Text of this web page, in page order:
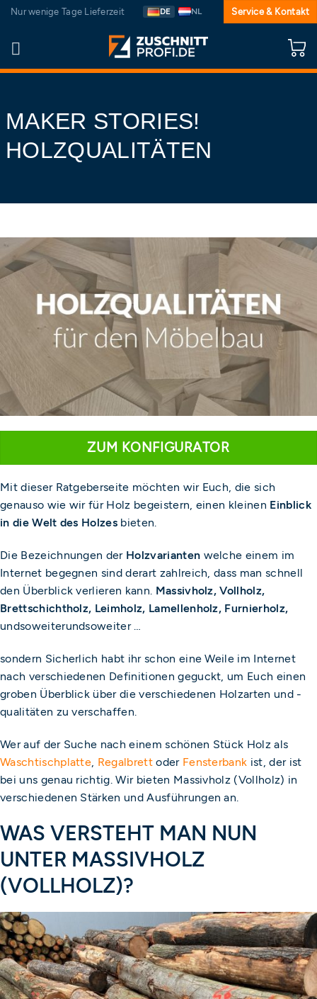
Zum
springen
Nur wenige Tage Lieferzeit DE NL Service & Kontakt
MAKER STORIES!
HOLZQUALITÄTEN
ZUM KONFIGURATOR
Mit dieser Ratgeberseite möchten wir Euch, die sich
genauso wie wir für Holz begeistern, einen kleinen Einblick
in die Welt des Holzes bieten.
Die Bezeichnungen der Holzvarianten welche einem im
Internet begegnen sind derart zahlreich, dass man schnell
den Überblick verlieren kann. Massivholz, Vollholz,
Brettschichtholz, Leimholz, Lamellenholz, Furnierholz,
undsoweiterundsoweiter …
sondern Sicherlich habt ihr schon eine Weile im Internet
nach verschiedenen Definitionen geguckt, um Euch einen
groben Überblick über die verschiedenen Holzarten und -
qualitäten zu verschaffen.
Wer auf der Suche nach einem schönen Stück Holz als
Waschtischplatte Regalbrettoder Fensterbank ist, der ist
bei uns genau richtig. Wir bieten Massivholz (Vollholz) in
verschiedenen Stärken und Ausführungen an.
WAS VERSTEHT MAN NUN
UNTER MASSIVHOLZ
(VOLLHOLZ)?